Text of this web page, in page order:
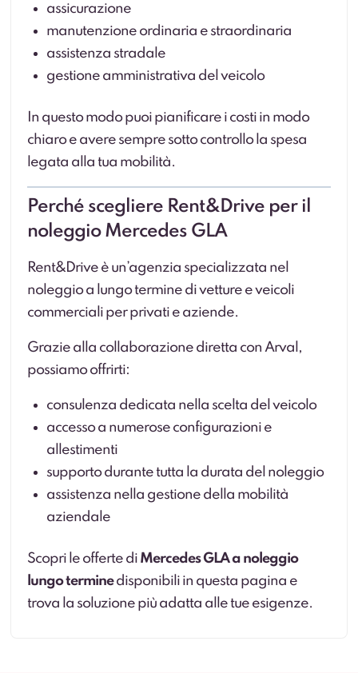
assicurazione
manutenzione ordinaria e straordinaria
assistenza stradale
gestione amministrativa del veicolo
In questo modo puoi pianificare i costi in modo
chiaro e avere sempre sotto controllo la spesa
legata alla tua mobilità.
Perché scegliere Rent&Drive per il
noleggio Mercedes GLA
Rent&Drive è un’agenzia specializzata nel
noleggio a lungo termine di vetture e veicoli
commerciali per privati e aziende.
Grazie alla collaborazione diretta con Arval,
possiamo offrirti:
consulenza dedicata nella scelta del veicolo
accesso a numerose configurazioni e
allestimenti
supporto durante tutta la durata del noleggio
assistenza nella gestione della mobilità
aziendale
Scopri le offerte di Mercedes GLA a noleggio
lungo terminedisponibili in questa pagina e
trova la soluzione più adatta alle tue esigenze.